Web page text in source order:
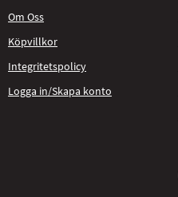
Om Oss
Köpvillkor
Integritetspolicy
Logga in/Skapa konto